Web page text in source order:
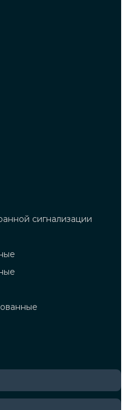
сигнализации